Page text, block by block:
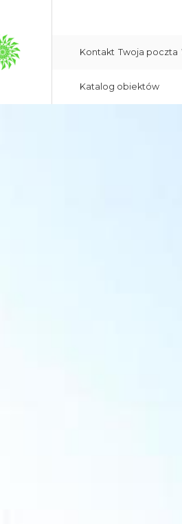
Kontakt Twoja poczta
Katalog obiektów